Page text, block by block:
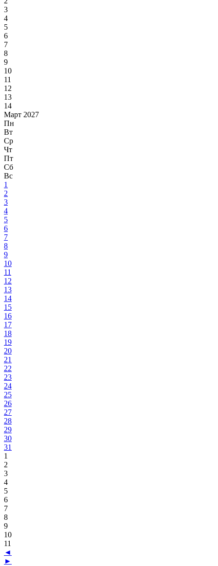
3
4
5
6
7
8
9
10
11
12
13
14
Март 2027
Пн
Вт
Ср
Чт
Пт
Сб
Вс
1
2
3
4
5
6
7
8
9
10
11
12
13
14
15
16
17
18
19
20
21
22
23
24
25
26
27
28
29
30
31
1
2
3
4
5
6
7
8
9
10
11
◄
►